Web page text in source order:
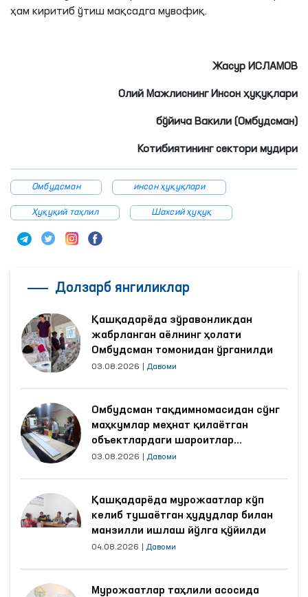
ҳам киритиб ўтиш мақсадга мувофиқ.
Жасур ИСЛАМОВ
Олий Мажлиснинг Инсон ҳуқуқлари
бўйича Вакили (Омбудсман)
Котибиятининг сектори мудири
Омбудсман инсон ҳуқуқлари
Ҳуқуқий таҳлил Шахсий ҳуқуқ
Долзарб янгиликлар
Қашқадарёда зўравонликдан
жабрланган аёлнинг ҳолати
Омбудсман томонидан ўрганилди
03.08.2026 Давоми
Омбудсман тақдимномасидан сўнг
маҳкумлар меҳнат қилаётган
объектлардаги шароитлар
яхшиланди
03.08.2026 Давоми
Қашқадарёда мурожаатлар кўп
келиб тушаётган ҳудудлар билан
манзилли ишлаш йўлга қўйилди
04.08.2026 Давоми
Мурожаатлар таҳлили асосида